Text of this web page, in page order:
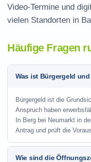
Video-Termine und
vielen Standorten in
Häufige Fragen
Was ist Bürgergeld
Bürgergeld ist die
Anspruch haben
In Berg bei Neumarkt in
Antrag und prüft die
Wie sind die